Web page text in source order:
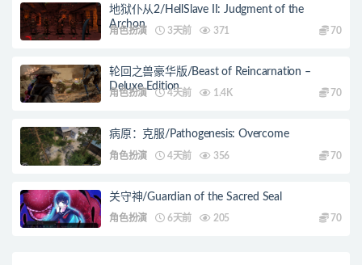
地狱仆从2/HellSlave II: Judgment of the
Archon
角色扮演 3天前 371 70
轮回之兽豪华版/Beast of Reincarnation –
Deluxe Edition
角色扮演 4天前 1.4K 70
病原：克服/Pathogenesis: Overcome
角色扮演 4天前 356 70
关守神/Guardian of the Sacred Seal
角色扮演 6天前 205 70